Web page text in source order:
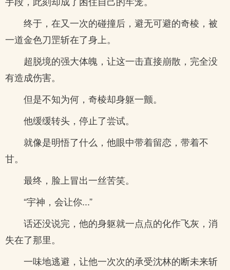
终于，在又一次的碰撞后，避无可避的奇棱，被
一道金色刀罡斩在了身上。
超脱境的强大体魄，让这一击直接崩散，完全没
有造成伤害。
但是不知为何，奇棱却身躯一颤。
他缓缓转头，停止了尝试。
就像是明悟了什么，他眼中带着留恋，带着不
甘。
最终，脸上冒出一丝苦笑。
“宇神，会让你...”
话还没说完，他的身躯就一点点的化作飞灰，消
失在了那里。
一味地逃避，让他一次次的承受沈林的断未来斩